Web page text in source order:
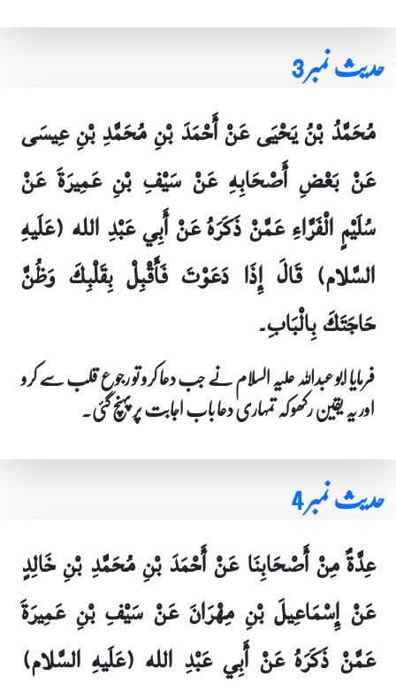
حدیث نمبر 3
مُحَمَّدُ بْنُ يَحْيَى عَنْ أَحْمَدَ بْنِ مُحَمَّدِ بْنِ عِيسَى
عَنْ بَعْضِ أَصْحَابِهِ عَنْ سَيْفِ بْنِ عَمِيرَةَ عَنْ
سُلَيْمٍ الْفَرَّاءِ عَمَّنْ ذَكَرَهُ عَنْ أَبِي عَبْدِ الله (عَلَيهِ
السَّلام) قَالَ إِذَا دَعَوْتَ فَأَقْبِلْ بِقَلْبِكَ وَظُنَّ
حَاجَتَكَ بِالْبَابِ۔
فرمایا ابو عبداللہ علیہ السلام نے جب دعا کرو تو رجوع قلب سے کرو
اور یہ یقین رکھو کہ تمہاری دعا باب اجابت پر پہنچ گئی۔
حدیث نمبر 4
عِدَّةٌ مِنْ أَصْحَابِنَا عَنْ أَحْمَدَ بْنِ مُحَمَّدِ بْنِ خَالِدٍ
عَنْ إِسْمَاعِيلَ بْنِ مِهْرَانَ عَنْ سَيْفِ بْنِ عَمِيرَةَ
عَمَّنْ ذَكَرَهُ عَنْ أَبِي عَبْدِ الله (عَلَيهِ السَّلام)